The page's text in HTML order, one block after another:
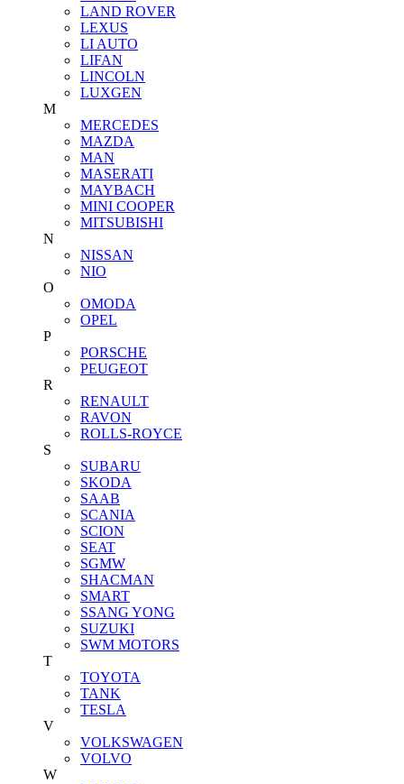
LAND ROVER
LEXUS
LI AUTO
LIFAN
LINCOLN
LUXGEN
M
MERCEDES
MAZDA
MAN
MASERATI
MAYBACH
MINI COOPER
MITSUBISHI
N
NISSAN
NIO
O
OMODA
OPEL
P
PORSCHE
PEUGEOT
R
RENAULT
RAVON
ROLLS-ROYCE
S
SUBARU
SKODA
SAAB
SCANIA
SCION
SEAT
SGMW
SHACMAN
SMART
SSANG YONG
SUZUKI
SWM MOTORS
T
TOYOTA
TANK
TESLA
V
VOLKSWAGEN
VOLVO
W